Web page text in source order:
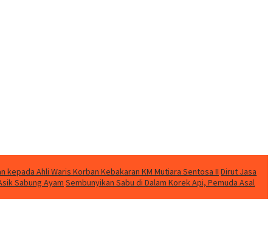
kepada Ahli Waris Korban Kebakaran KM Mutiara Sentosa II Dirut Jasa
Sabung Ayam Sembunyikan Sabu di Dalam Korek Api, Pemuda Asal